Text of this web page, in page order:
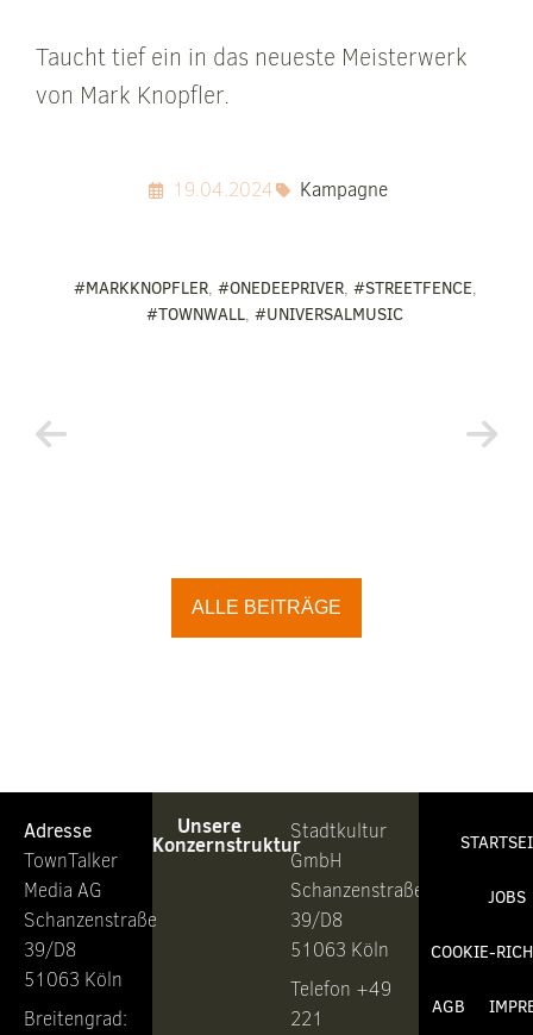
Taucht tief ein in das neueste Meisterwerk
von Mark Knopfler.
19.04.2024 Kampagne
#MARKKNOPFLER, #ONEDEEPRIVER, #STREETFENCE,
#TOWNWALL,#UNIVERSALMUSIC
ALLE BEITRÄGE
Adresse
TownTalker
Media AG
Schanzenstraße
39/D8
51063 Köln
Breitengrad:
Unsere
Konzernstruktur
Stadtkultur
GmbH
Schanzenstraße
39/D8
51063 Köln
Telefon +49
221
JOBS
COOKIE-
AGB